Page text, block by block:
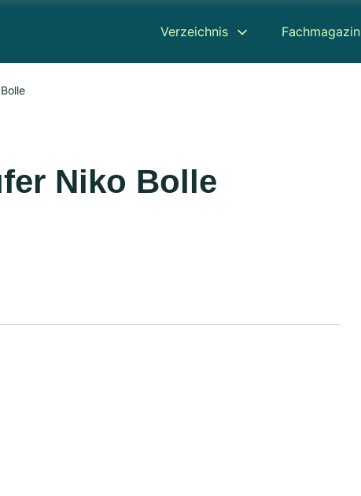
Verzeichnis Fachmagazin
Niko Bolle